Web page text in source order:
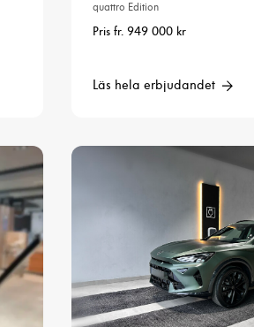
quattro Edition
Pris fr. 949 000 kr
Läs hela erbjudandet